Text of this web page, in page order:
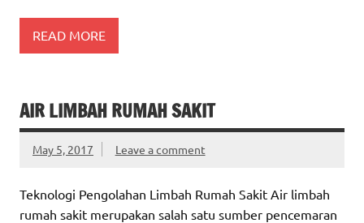
READ MORE
AIR LIMBAH RUMAH SAKIT
May 5, 2017 Leave a comment
Teknologi Pengolahan Limbah Rumah Sakit Air limbah
rumah sakit merupakan salah satu sumber pencemaran